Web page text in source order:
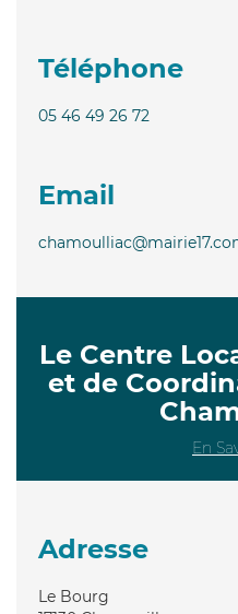
Téléphone
05 46 49 26 72
Email
Le Centre
et de
En
Adresse
Le Bourg